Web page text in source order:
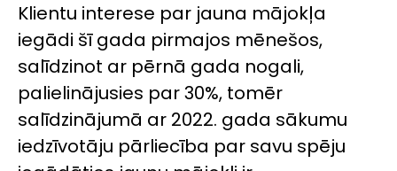
Klientu interese par jauna mājokļa
iegādi šī gada pirmajos mēnešos,
salīdzinot ar pērnā gada nogali,
palielinājusies par 30%, tomēr
salīdzinājumā ar 2022. gada sākumu
iedzīvotāju pārliecība par savu spēju